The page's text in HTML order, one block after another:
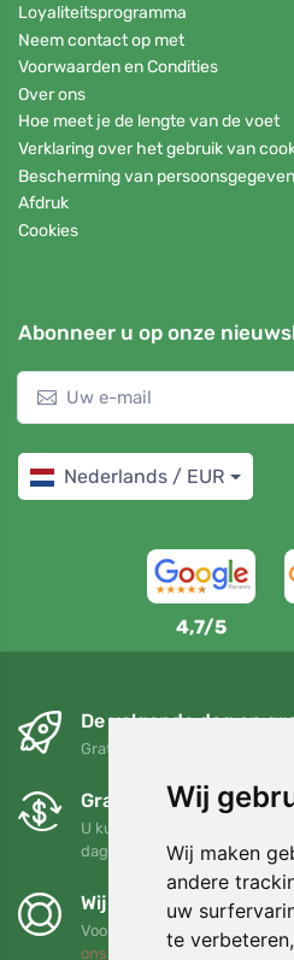
Wij
Wij maken
andere
uw
te
Loyaliteitsprogramma
Neem contact op met
Voorwaarden en Condities
Over ons
Hoe meet je de lengte van de voet
Verklaring over het gebruik van
Bescherming van
Afdruk
Cookies
Abonneer u op onze
Nederlands / EUR
4,7/5
De volgende dag en
Gratis verzending voor
Gratis ruilen en
U kunt uw bestelling op elk
dagen retourneren of ruilen
Wij steunen Trees.org
Voor elke bestelling planten
ons